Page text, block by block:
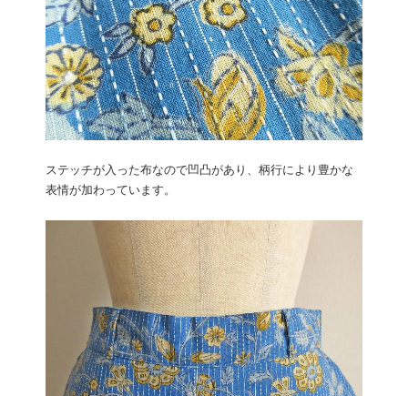
ステッチが入った布なので凹凸があり、柄行により豊かな
表情が加わっています。